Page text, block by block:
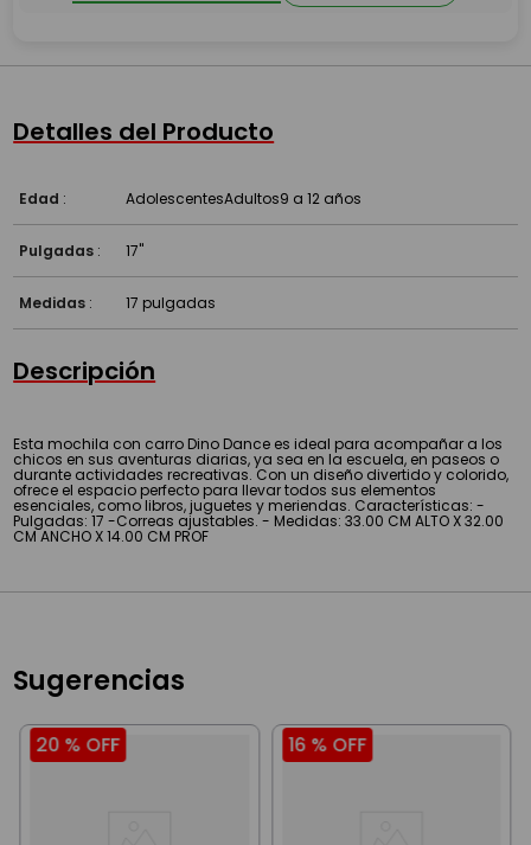
Detalles del Producto
Edad : AdolescentesAdultos9 a 12 años
Pulgadas : 17''
Medidas : 17 pulgadas
Descripción
Esta mochila con carro Dino Dance es ideal para acompañar a los
chicos en sus aventuras diarias, ya sea en la escuela, en paseos o
durante actividades recreativas. Con un diseño divertido y colorido,
ofrece el espacio perfecto para llevar todos sus elementos
esenciales, como libros, juguetes y meriendas. Características: -
Pulgadas: 17 -Correas ajustables. - Medidas: 33.00 CM ALTO X 32.00
CM ANCHO X 14.00 CM PROF
Sugerencias
20 % OFF 16 % OFF